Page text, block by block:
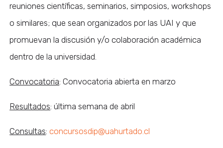
reuniones científicas, seminarios, simposios, workshops
o similares; que sean organizados por las UAI y que
promuevan la discusión y/o colaboración académica
dentro de la universidad.
Convocatoria: Convocatoria abierta en marzo
Resultados: última semana de abril
Consultas:concursosdip@uahurtado.cl